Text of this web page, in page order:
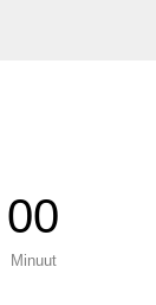
00
Minuut